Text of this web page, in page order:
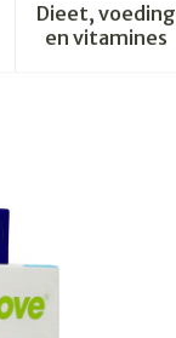
voor
Dieet, voeding
en vitamines
Toon